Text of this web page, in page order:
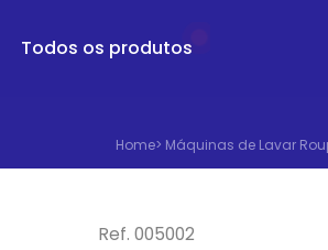
Todos os produtos
Home> Máquinas de Lavar
Ref. 005002